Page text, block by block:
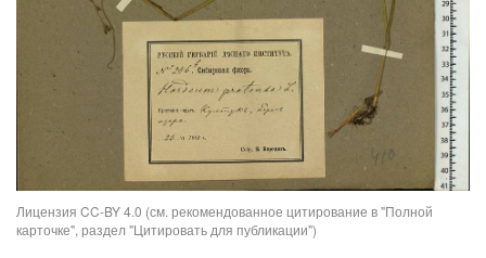
Лицензия CC-BY 4.0 (см. рекомендованное цитирование в "Полной
карточке", раздел "Цитировать для публикации")